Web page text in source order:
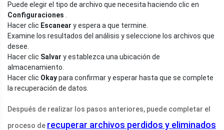
Puede elegir el tipo de archivo que necesita haciendo clic en
Configuraciones
Hacer clic Escanear y espera a que termine.
Examine los resultados del análisis y seleccione los archivos que
desee.
Hacer clic Salvar y establezca una ubicación de
almacenamiento.
Hacer clic Okaypara confirmar y esperar hasta que se complete
la recuperación de datos.
Después de realizar los pasos anteriores, puede completar el
proceso de recuperar archivos perdidos y eliminados